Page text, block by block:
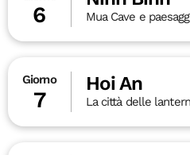
6 Mua Cave e
Giorno
7
Hoi An
La città delle